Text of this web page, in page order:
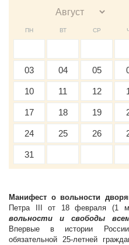
ПН ВТ СР
03 04 05
10 11 12
17 18 19
24 25 26
31
Манифест о вольности
Петра III от 18 февраля (1
вольности и свободы
Впервые в истории
обязательной 25-летней